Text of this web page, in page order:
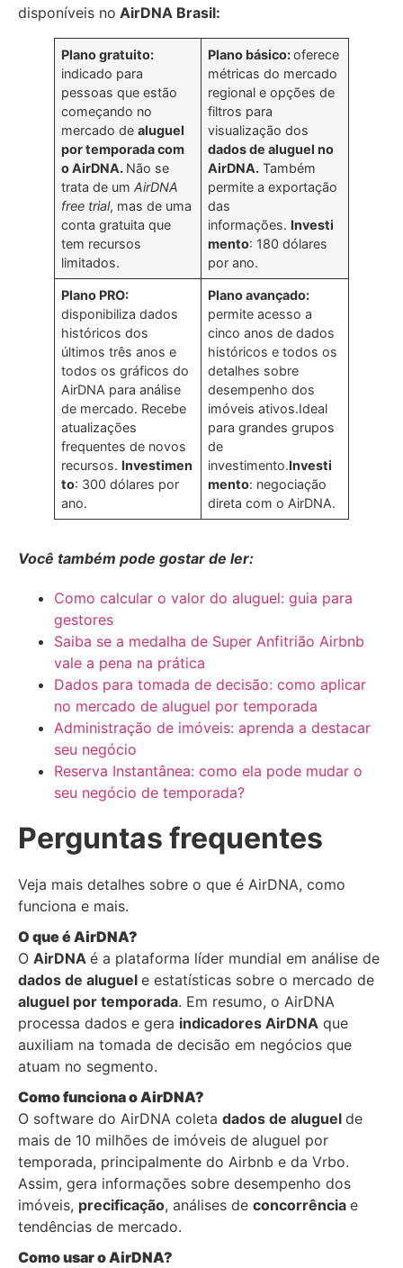
disponíveis no AirDNA Brasil:
Plano gratuito:
indicado para
pessoas que estão
começando no
mercado dealuguel
por temporada com
o AirDNA. Não se
trata de umAirDNA
free trial, mas de uma
conta gratuita que
tem recursos
limitados.
Plano básico:oferece
métricas do mercado
regional e opções de
filtros para
visualização dos
dados de aluguel no
AirDNA. Também
permite a exportação
das
informações. Investi
mento: 180 dólares
por ano.
Plano PRO:
disponibiliza dados
históricos dos
últimos três anos e
todos os gráficos do
AirDNA para análise
de mercado. Recebe
atualizações
frequentes de novos
recursos. Investimen
to: 300 dólares por
ano.
Plano avançado:
permite acesso a
cinco anos de dados
históricos e todos os
detalhes sobre
desempenho dos
imóveis ativos.Ideal
para grandes grupos
de
investimento.Investi
mento: negociação
direta com o AirDNA.
Você também pode gostar de ler:
Como calcular o valor do aluguel: guia para
gestores
Saiba se a medalha de Super Anfitrião Airbnb
vale a pena na prática
Dados para tomada de decisão: como aplicar
no mercado de aluguel por temporada
Administração de imóveis: aprenda a destacar
seu negócio
Reserva Instantânea: como ela pode mudar o
seu negócio de temporada?
Perguntas frequentes
Veja mais detalhes sobre o que é AirDNA, como
funciona e mais.
O que é AirDNA?
O AirDNA é a plataforma líder mundial em análise de
dados de aluguel e estatísticas sobre o mercado de
aluguel por temporada. Em resumo, o AirDNA
processa dados e gera indicadores AirDNA que
auxiliam na tomada de decisão em negócios que
atuam no segmento.
Como funciona o AirDNA?
O software do AirDNA coleta dados de aluguel de
mais de 10 milhões de imóveis de aluguel por
temporada, principalmente do Airbnb e da Vrbo.
Assim, gera informações sobre desempenho dos
imóveis, precificação, análises de concorrência e
tendências de mercado.
Como usar o AirDNA?